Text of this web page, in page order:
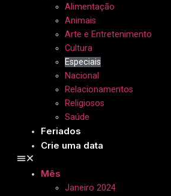
Alimentação
Animais
Arte e Entretenimento
Cultura
Especiais
Nacional
Relacionamentos
Religiosos
Saúde
Feriados
Crie uma data
Mês
Janeiro 2024